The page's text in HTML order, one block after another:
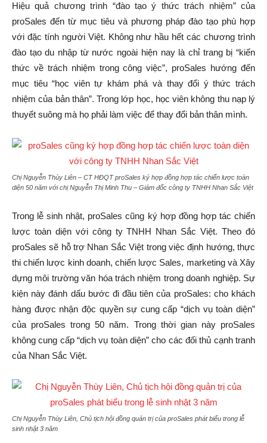
Hiệu quả chương trình “đào tạo ý thức trách nhiệm” của
proSales đến từ mục tiêu và phương pháp đào tạo phù hợp
với đặc tính người Việt. Không như hầu hết các chương trình
đào tạo du nhập từ nước ngoài hiện nay là chỉ trang bị “kiến
thức về trách nhiệm trong công việc”, proSales hướng đến
mục tiêu “học viên tự khám phá và thay đổi ý thức trách
nhiệm của bản thân”. Trong lớp học, học viên không thu nạp lý
thuyết suông mà họ phải làm việc để thay đổi bản thân mình.
Chị Nguyễn Thùy Liên – CT HĐQT proSales ký hợp đồng hợp tác chiến lược toàn
diện 50 năm với chị Nguyễn Thị Minh Thu – Giám đốc công ty TNHH Nhan Sắc Việt
Trong lễ sinh nhật, proSales cũng ký hợp đồng hợp tác chiến
lược toàn diện với công ty TNHH Nhan Sắc Việt. Theo đó
proSales sẽ hỗ trợ Nhan Sắc Việt trong việc định hướng, thực
thi chiến lược kinh doanh, chiến lược Sales, marketing và Xây
dựng môi trường văn hóa trách nhiệm trong doanh nghiệp. Sự
kiện này đánh dấu bước đi đầu tiên của proSales: cho khách
hàng được nhận độc quyền sự cung cấp “dịch vụ toàn diện”
của proSales trong 50 năm. Trong thời gian này proSales
không cung cấp “dịch vụ toàn diện” cho các đối thủ cạnh tranh
của Nhan Sắc Việt.
Chị Nguyễn Thùy Liên, Chủ tịch hội đồng quản trị của proSales phát biểu trong lễ
sinh nhật 3 năm